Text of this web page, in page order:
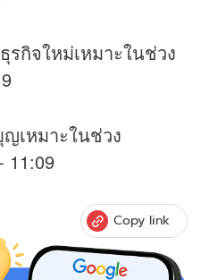
รกิจใหม่เหมาะในช่วง
เหมาะในช่วง
Copy link